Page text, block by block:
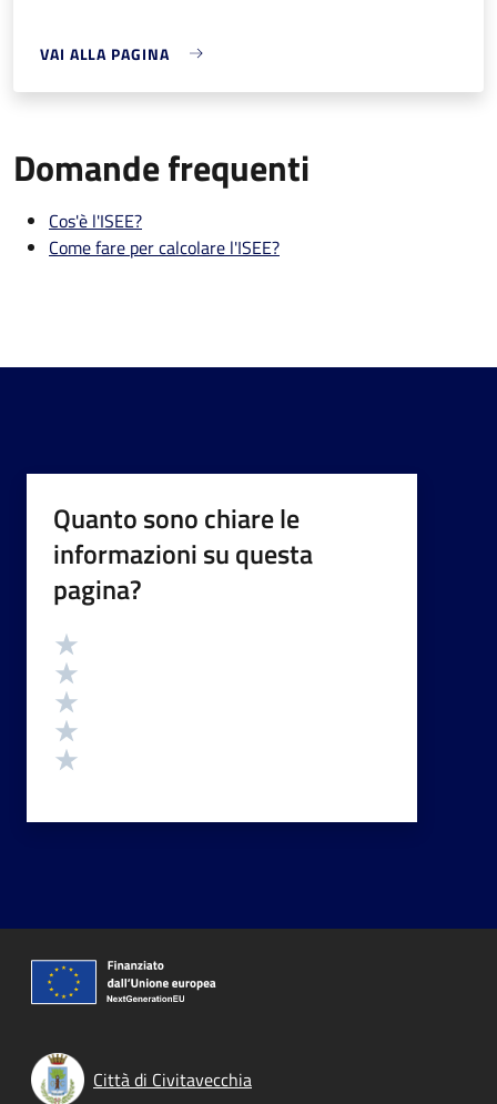
VAI ALLA PAGINA
Domande frequenti
Cos'è l'ISEE?
Come fare per calcolare l'ISEE?
Quanto sono chiare le
informazioni su questa
pagina?
Valutazione
Città di Civitavecchia